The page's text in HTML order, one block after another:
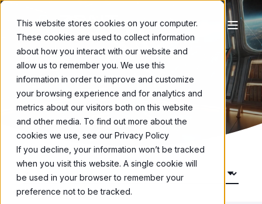
This website stores cookies on your computer.
These cookies are used to collect information
about how you interact with our website and
allow us to remember you. We use this
information in order to improve and customize
your browsing experience and for analytics and
metrics about our visitors both on this website
and other media. To find out more about the
cookies we use, see our Privacy Policy
If you decline, your information won’t be tracked
when you visit this website. A single cookie will
be used in your browser to remember your
preference not to be tracked.
Blogs